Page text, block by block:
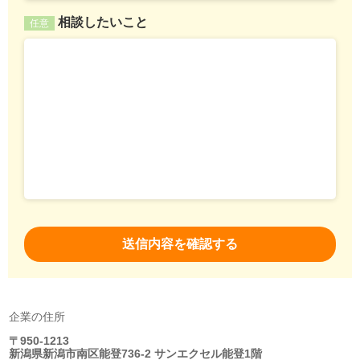
任意 相談したいこと
企業の住所
〒950-1213
新潟県新潟市南区能登736-2 サンエクセル能登1階